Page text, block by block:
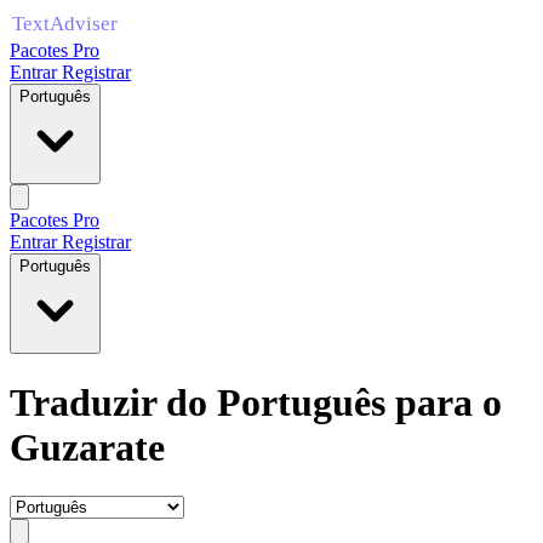
Pacotes Pro
EntrarRegistrar
Português
Pacotes Pro
EntrarRegistrar
Português
Traduzir do Português para o
Guzarate